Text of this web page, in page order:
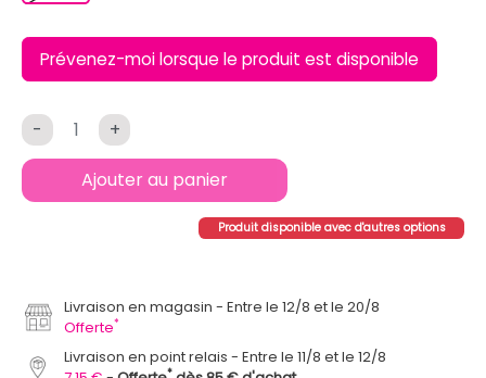
Prévenez-moi lorsque le produit est disponible
- +
Ajouter au panier
Produit disponible avec d'autres options
Livraison en magasin
Entre le 12/8 et le 20/8
Offerte*
Livraison en point relais
Entre le 11/8 et le 12/8
*